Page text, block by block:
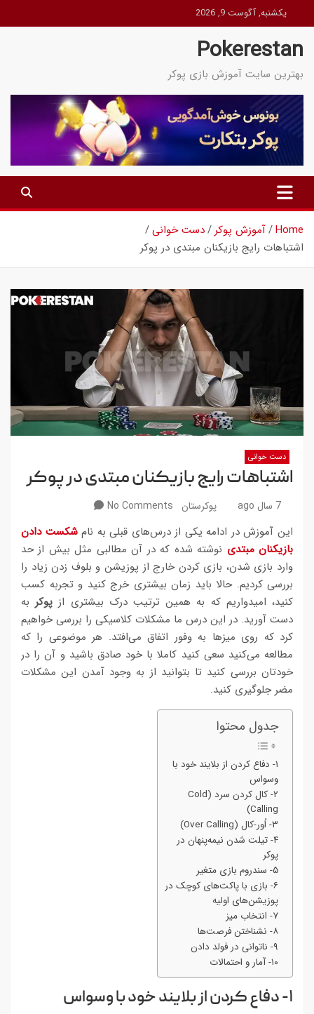
to
content
یکشنبه, آگوست 9, 2026
Pokerestan
بهترین سایت آموزش بازی پوکر
Home آموزش پوکر
دست خوانی
اشتباهات رایج بازیکنان مبتدی در پوکر
دست خوانی
اشتباهات رایج بازیکنان مبتدی در پوکر
7 سال ago پوکرستان No Comments
این آموزش در ادامه یکی از درس‌های قبلی به نامشکست دادن
بازیکنان مبتدی نوشته شده که در آن مطالبی مثل بیش از حد
وارد بازی شدن، بازی کردن خارج از پوزیشن و بلوف زدن زیاد را
بررسی کردیم. حالا باید زمان بیشتری خرج کنید و تجربه کسب
کنید، امیدواریم که به همین ترتیب درک بیشتری از پوکر به
دست آورید. در این درس ما مشکلات کلاسیکی را بررسی خواهیم
کرد که روی میزها به وفور اتفاق می‌افتد. هر موضوعی را که
مطالعه می‌کنید سعی کنید کاملا با خود صادق باشید و آن را در
خودتان بررسی کنید تا بتوانید از به وجود آمدن این مشکلات
مضر جلوگیری کنید.
جدول محتوا
۱- دفاع کردن از بلایند خود با
وسواس
۲- کال کردن سرد (Cold
Calling)
۳- اُور-کال (Over Calling)
۴- تیلت شدن نیمه‌پنهان در
پوکر
۵- سندروم بازی متغیر
۶- بازی با پاکت‌های کوچک در
پوزیشن‌های اولیه
۷- انتخاب میز
۸- نشناختن فرصت‌ها
۹- ناتوانی در فولد دادن
۱۰- آمار و احتمالات
۱- دفاع کردن از بلایند خود با وسواس